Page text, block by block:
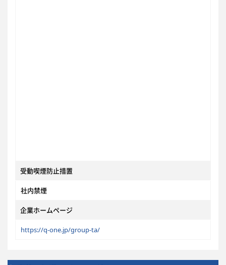
受動喫煙防止措置
社内禁煙
企業ホームページ
https://q-one.jp/group-ta/